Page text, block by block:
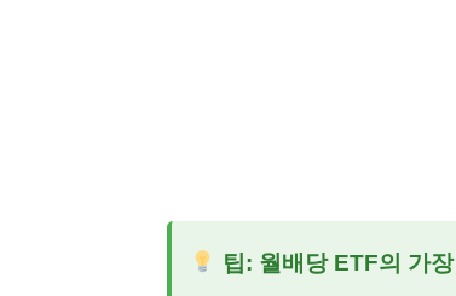
팁: 월배당 ETF의 가